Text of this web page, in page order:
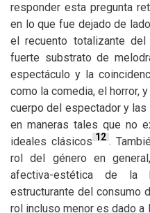
responder esta pregunta
en lo que fue dejado de
el recuento totalizante
fuerte substrato de
espectáculo y la
como la comedia, el horror,
cuerpo del espectador y
en maneras tales que no
ideales clásicos 12 .
rol del género en
afectiva-estética de la
estructurante del consumo
rol incluso menor es dado